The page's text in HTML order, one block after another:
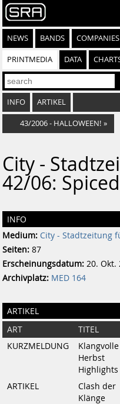
NEWS BANDS COMPANIES
PRINTMEDIA DATA
INFO ARTIKEL
43/2006 - HALLOWEEN! »
City -
42/06:
INFO
Medium: City - Stadtzeitung
Seiten: 87
Erscheinungsdatum: 20. Okt.
Archivplatz: MED 164
ARTIKEL
ART TITEL
KURZMELDUNG
Klangvolle
Herbst
Highlights
ARTIKEL
Clash der
Klänge